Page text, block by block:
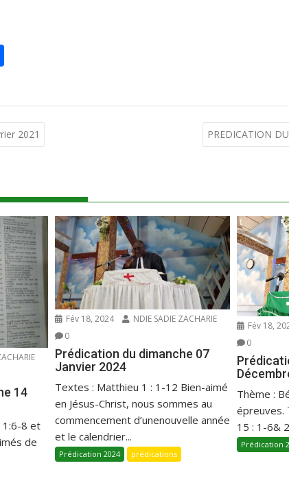
ta
g
er2021 PREDICATION
14
1:6-8 et
de
Fév 18, 2024
NDIE SADIE ZACHARIE
0
Prédication du dimanche 07
Janvier 2024
Textes : Matthieu 1 : 1-12 Bien-aimé
en Jésus-Christ, nous sommes au
commencement d’unenouvelle année
et le calendrier...
Prédication 2024 prédications
Fév 18,
0
Thème :
épreuves.
15 : 1-6&
Prédication